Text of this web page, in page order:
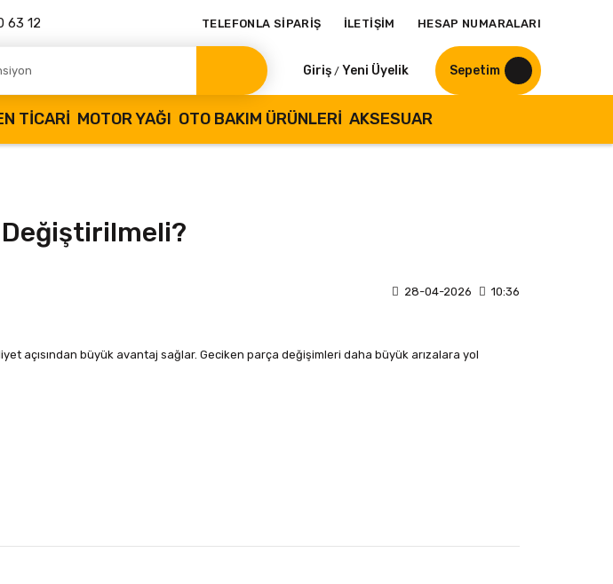
63 12 TELEFONLA SİPARİŞ İLETİŞİM HESAP NUMARALARI
Giriş / Yeni Üyelik Sepetim
TICARI MOTOR YAĞI OTO BAKIM ÜRÜNLERI AKSESUAR
Değiştirilmeli?
28-04-2026 10:36
açısından büyük avantaj sağlar. Geciken parça değişimleri daha büyük arızalara yol